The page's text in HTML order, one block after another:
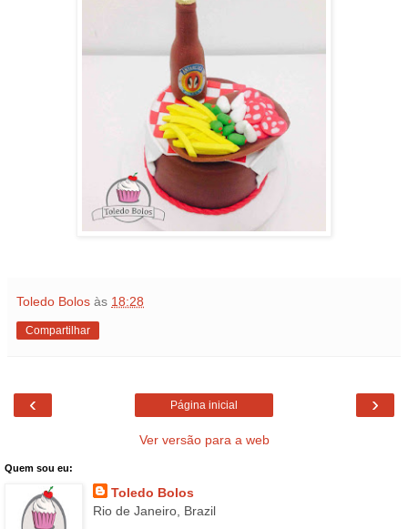
Toledo Bolos às 18:28
Compartilhar
‹ ›
Página inicial
Ver versão para a web
Quem sou eu:
Toledo Bolos
Rio de Janeiro, Brazil